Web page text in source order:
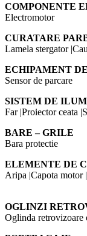
COMPONENTE
Electromotor
CURATARE
Lamela stergator
ECHIPAMENT
Sensor de parcare
SISTEM DE
Far |Proiector ceata
BARE – GRILE
Bara protectie
ELEMENTE DE
Aripa |Capota motor
OGLINZI
Oglinda retrovizoare